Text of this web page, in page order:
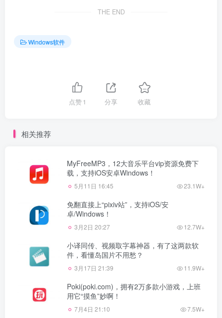
THE END
Windows软件
点赞1 分享 收藏
相关推荐
MyFreeMP3，12大音乐平台vip资源免费下
载，支持iOS安卓Windows！
5月11日 16:45 23.1W+
免翻直接上“pixiv站”，支持iOS/安
卓/Windows！
3月2日 20:27 12.7W+
小译同传、视频取字幕神器，有了这两款软
件，看懂岛国片不用愁？
3月17日 21:39 11.9W+
Poki(poki.com)，拥有2万多款小游戏，上班
用它“摸鱼”妙啊！
7月4日 21:10 7.5W+